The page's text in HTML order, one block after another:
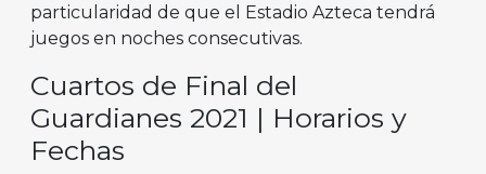
particularidad de que el Estadio Azteca tendrá
juegos en noches consecutivas.
Cuartos de Final del
Guardianes 2021 | Horarios y
Fechas